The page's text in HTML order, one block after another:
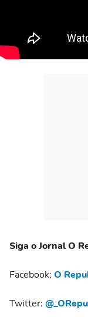
Siga o Jornal O
Facebook: O
Twitter: